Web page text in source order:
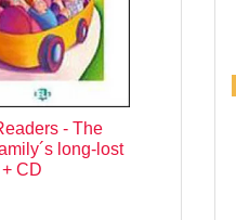
- The
long-lost
CD